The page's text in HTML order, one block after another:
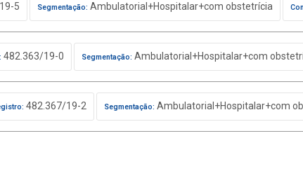
5 Segmentação: Ambulatorial+Hospitalar+com obstetrícia
482.363/19-0 Segmentação: Ambulatorial+Hospitalar+com
482.367/19-2 Segmentação: Ambulatorial+Hospitalar+com